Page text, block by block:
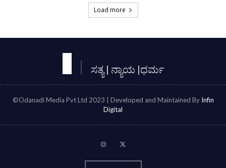
Load more
ಸತ್ಯ | ನ್ಯಾಯ |ಧರ್ಮ
©Odanadi Media Pvt Ltd 2023 | Developed and Maintained By Infin
Digital